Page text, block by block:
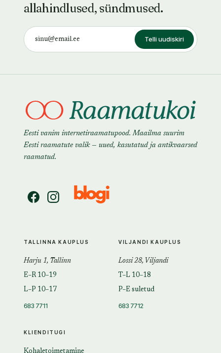
allahindlused, sündmused.
Telli uudiskiri
Eesti vanim internetiraamatupood. Maailma suurim
Eesti raamatute valik — uued, kasutatud ja antikvaarsed
raamatud.
KLIENDITUGI
TALLINNA KAUPLUS
Harju 1, Tallinn
E–R 10–19
L–P 10–17
683 7711
VILJANDI KAUPLUS
Lossi 28, Viljandi
T–L 10–18
P–E suletud
683 7712